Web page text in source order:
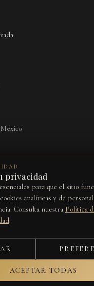
CookiesDevoluciones
protegido por reCAPTCHA y se aplican la
Todos los derechos reservados.
privacidad
para que el sitio
analíticas y de
Consulta nuestra Política
.
ACEPTAR TODAS